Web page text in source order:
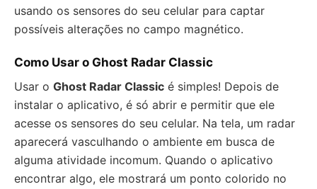
usando os sensores do seu celular para captar
possíveis alterações no campo magnético.
Como Usar o Ghost Radar Classic
Usar o Ghost Radar Classic é simples! Depois de
instalar o aplicativo, é só abrir e permitir que ele
acesse os sensores do seu celular. Na tela, um radar
aparecerá vasculhando o ambiente em busca de
alguma atividade incomum. Quando o aplicativo
encontrar algo, ele mostrará um ponto colorido no